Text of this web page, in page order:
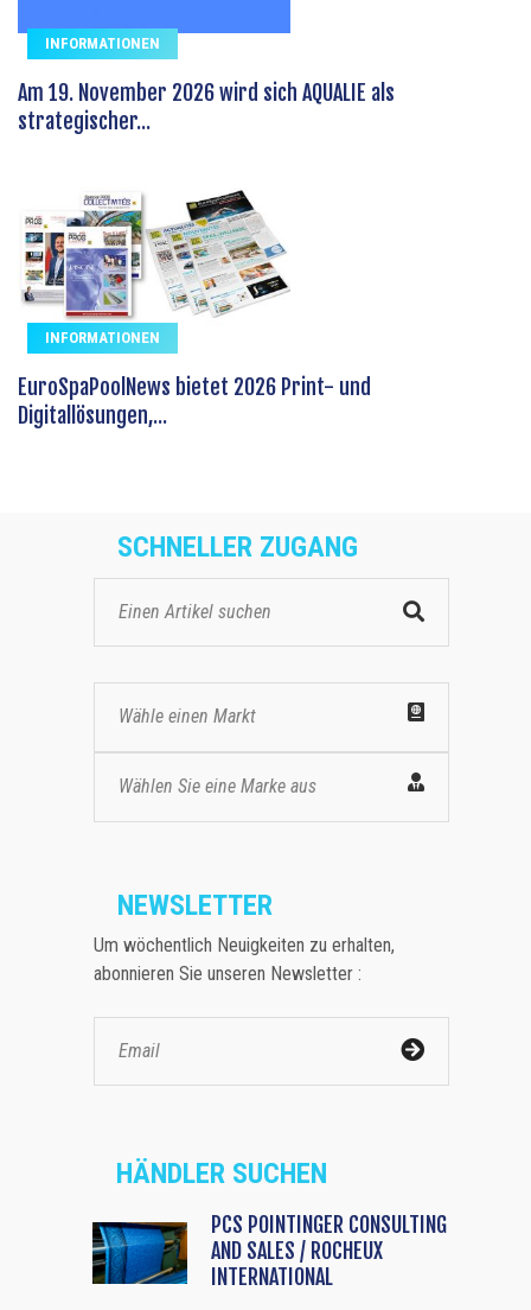
INFORMATIONEN
Am 19. November 2026 wird sich AQUALIE als
strategischer...
INFORMATIONEN
EuroSpaPoolNews bietet 2026 Print- und
Digitallösungen,...
SCHNELLER ZUGANG
Wähle einen Markt
Wählen Sie eine Marke aus
NEWSLETTER
Um wöchentlich Neuigkeiten zu erhalten,
abonnieren Sie unseren Newsletter :
HÄNDLER SUCHEN
PCS POINTINGER CONSULTING
AND SALES / ROCHEUX
INTERNATIONAL